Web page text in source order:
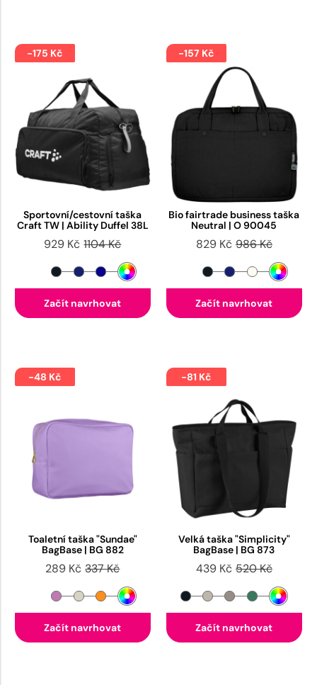
-175 Kč
Sportovní/cestovní taška
Craft TW | Ability Duffel 38L
929 Kč 1104 Kč
Začít navrhovat
-157 Kč
Bio fairtrade business taška
Neutral | O 90045
829 Kč 986 Kč
Začít navrhovat
-48 Kč
Toaletní taška "Sundae"
BagBase | BG 882
289 Kč 337 Kč
Začít navrhovat
-81 Kč
Velká taška "Simplicity"
BagBase | BG 873
439 Kč 520 Kč
Začít navrhovat